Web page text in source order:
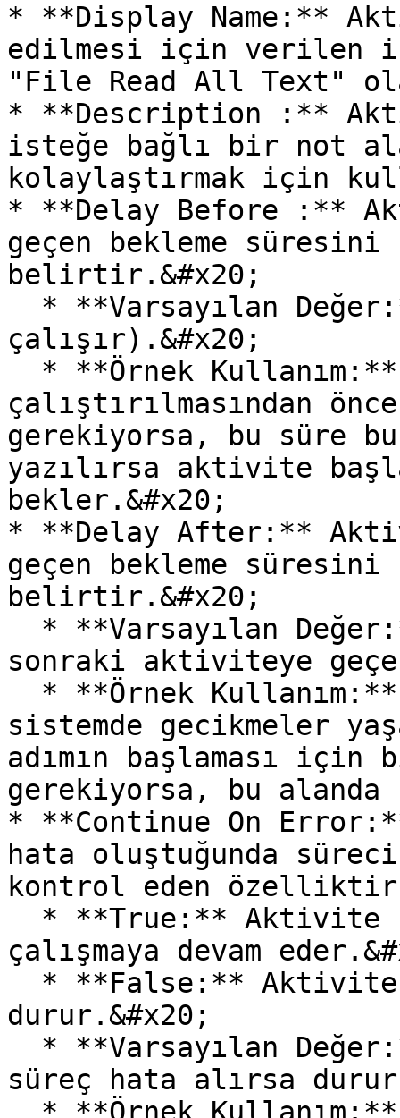
* **Display Name:**
edilmesi için verilen
"File Read All Text"
* **Description :**
isteğe bağlı bir not
kolaylaştırmak için
* **Delay Before :**
geçen bekleme
belirtir.&#x20;
çalışır).&#x20;
çalıştırılmasından
gerekiyorsa, bu süre
yazılırsa aktivite
bekler.&#x20;
* **Delay After:**
geçen bekleme
belirtir.&#x20;
sonraki aktiviteye
sistemde gecikmeler
adımın başlaması
gerekiyorsa, bu
* **Continue On
hata oluştuğunda
kontrol eden
çalışmaya devam
durur.&#x20;
süreç hata alırsa